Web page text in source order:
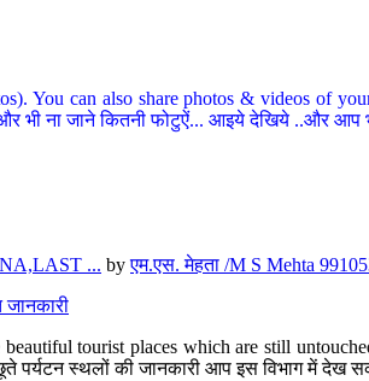
You can also share photos & videos of
भी ना जाने कितनी फोटुऐं... आइये देखिये ..और आप
... byएम.एस. मेहता /M S Mehta
tourist places which are still
पर्यटन स्थलों की जानकारी आप इस विभाग में